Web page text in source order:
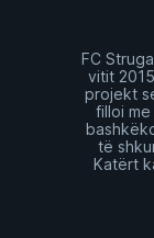
FC
vitit
projekt
filloi
të
Katërt